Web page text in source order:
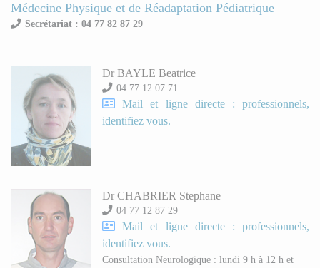
Médecine Physique et de Réadaptation Pédiatrique
Secrétariat : 04 77 82 87 29
Dr BAYLE Beatrice
04 77 12 07 71
Mail et ligne directe : professionnels,
identifiez vous.
Dr CHABRIER Stephane
04 77 12 87 29
Mail et ligne directe : professionnels,
identifiez vous.
Consultation Neurologique : lundi 9 h à 12 h et